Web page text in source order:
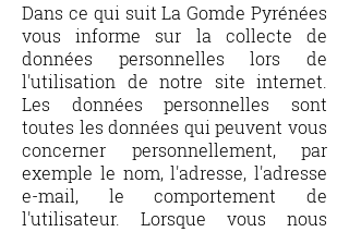
Dans ce qui suit ​La Gomde Pyrénées
vous informe sur la collecte de
données personnelles lors de
l'utilisation de notre site internet.
Les données personnelles sont
toutes les données qui peuvent vous
concerner personnellement, par
exemple le nom, l'adresse, l'adresse
e-mail, le comportement de
l'utilisateur. Lorsque vous nous